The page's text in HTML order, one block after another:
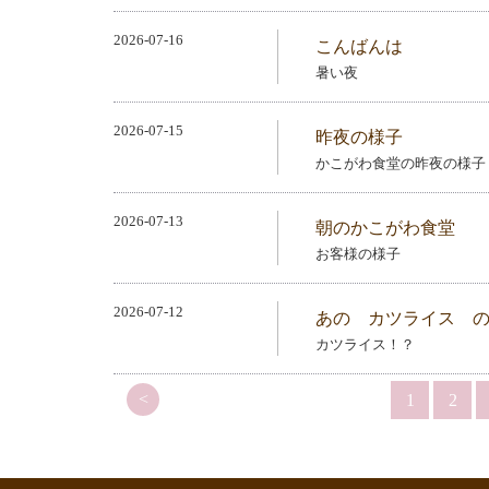
2026-07-16 こんばんは
暑い夜
2026-07-15 昨夜の様子
かこがわ食堂の昨夜の様子
2026-07-13 朝のかこがわ食堂
お客様の様子
2026-07-12 あの カツライス
カツライス！？
< 1 2